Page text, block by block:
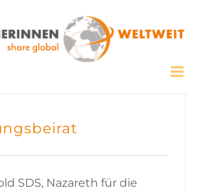
SDS, Nazareth für die